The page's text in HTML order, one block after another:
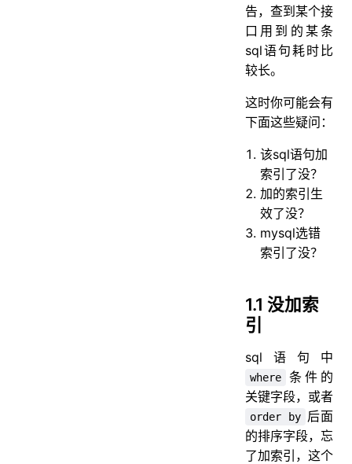
告，查到某个接
口用到的某条
sql语句耗时比
较长。
这时你可能会有
下面这些疑问：
该sql语句加
索引了没？
加的索引生
效了没？
mysql选错
索引了没？
1.1 没加索
引
sql语句中
where
条件的
关键字段，或者
order by 后面
的排序字段，忘
了加索引，这个